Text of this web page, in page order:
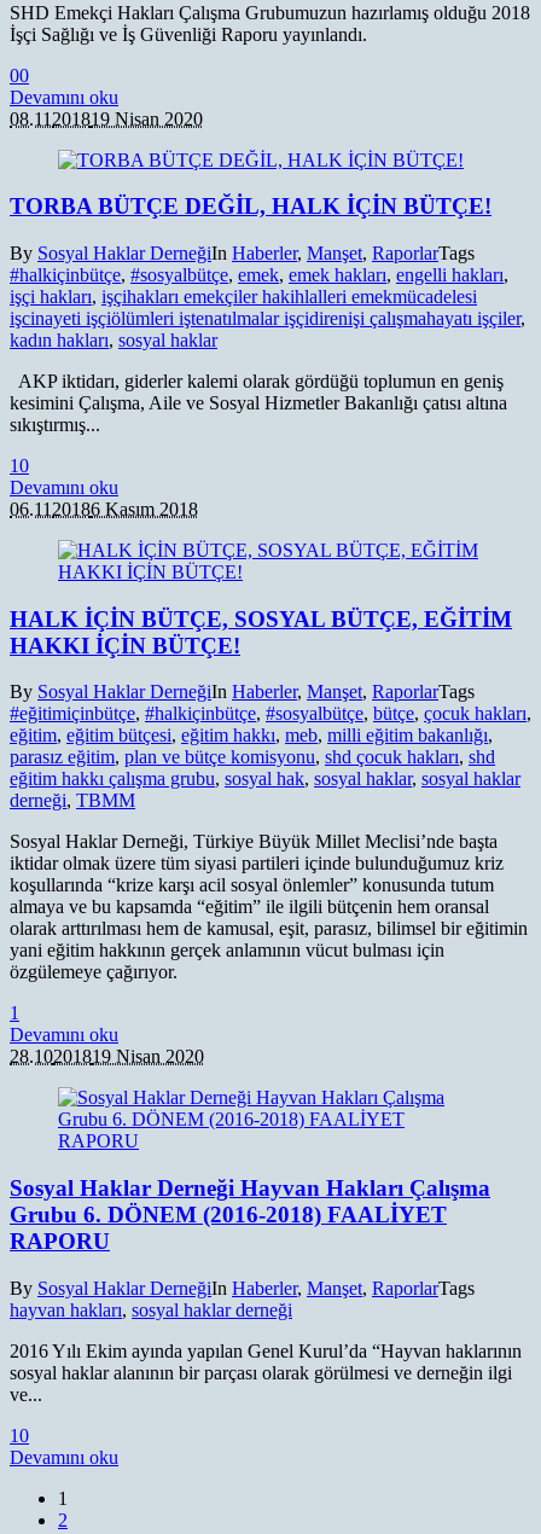
SHD Emekçi Hakları Çalışma Grubumuzun hazırlamış olduğu 2018
İşçi Sağlığı ve İş Güvenliği Raporu yayınlandı.
00
Devamını oku
08.11 201819 Nisan 2020
TORBA BÜTÇE DEĞİL, HALK İÇİN BÜTÇE!
By Sosyal Haklar DerneğiIn Haberler, Manşet, RaporlarTags
#halkiçinbütçe, #sosyalbütçe, emek, emek hakları, engelli hakları,
işçi hakları, işçihakları emekçiler hakihlalleri emekmücadelesi
işcinayeti işçiölümleri iştenatılmalar işçidirenişi çalışmahayatı işçiler,
kadın hakları, sosyal haklar
AKP iktidarı, giderler kalemi olarak gördüğü toplumun en geniş
kesimini Çalışma, Aile ve Sosyal Hizmetler Bakanlığı çatısı altına
sıkıştırmış...
10
Devamını oku
06.11 20186 Kasım 2018
HALK İÇİN BÜTÇE, SOSYAL BÜTÇE, EĞİTİM
HAKKI İÇİN BÜTÇE!
By Sosyal Haklar DerneğiIn Haberler, Manşet, RaporlarTags
#eğitimiçinbütçe, #halkiçinbütçe, #sosyalbütçe, bütçe, çocuk hakları,
eğitim, eğitim bütçesi, eğitim hakkı, meb, milli eğitim bakanlığı,
parasız eğitim, plan ve bütçe komisyonu, shd çocuk hakları, shd
eğitim hakkı çalışma grubu, sosyal hak, sosyal haklar, sosyal haklar
derneği, TBMM
Sosyal Haklar Derneği, Türkiye Büyük Millet Meclisi’nde başta
iktidar olmak üzere tüm siyasi partileri içinde bulunduğumuz kriz
koşullarında “krize karşı acil sosyal önlemler” konusunda tutum
almaya ve bu kapsamda “eğitim” ile ilgili bütçenin hem oransal
olarak arttırılması hem de kamusal, eşit, parasız, bilimsel bir eğitimin
yani eğitim hakkının gerçek anlamının vücut bulması için
özgülemeye çağırıyor.
1
Devamını oku
28.10201819 Nisan 2020
Sosyal Haklar Derneği Hayvan Hakları Çalışma
Grubu 6. DÖNEM (2016-2018) FAALİYET
RAPORU
By Sosyal Haklar DerneğiIn Haberler, Manşet, RaporlarTags
hayvan hakları, sosyal haklar derneği
2016 Yılı Ekim ayında yapılan Genel Kurul’da “Hayvan haklarının
sosyal haklar alanının bir parçası olarak görülmesi ve derneğin ilgi
ve...
10
Devamını oku
1
2